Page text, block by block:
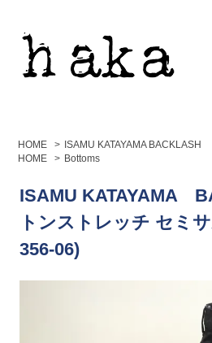
HOME > ISAMU KATAYAMA BACKLASH
HOME
> Bottoms
ISAMU KATAYAMA
トンストレッチ セミ
356-06)